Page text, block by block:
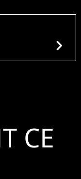
chevron_right
CE